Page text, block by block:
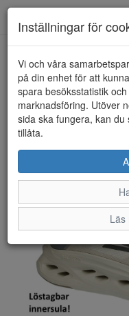
HEM SKECHERS
Inställningar för
Vi och våra
på din enhet för att
spara besöksstatistik
marknadsföring. Utöver
sida ska fungera, kan du
tillåta.
Läs